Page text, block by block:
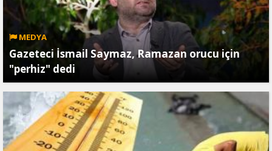
MEDYA
Gazeteci İsmail Saymaz, Ramazan orucu için
"perhiz" dedi